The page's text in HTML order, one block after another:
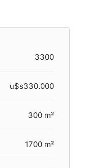
3300
u$s330.000
300 m²
1700 m²